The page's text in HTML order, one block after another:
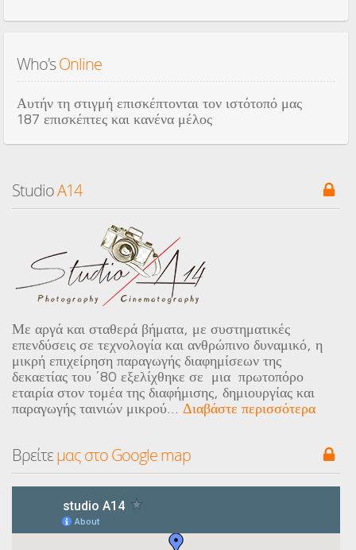
Who's Online
Αυτήν τη στιγμή επισκέπτονται τον ιστότοπό μας
187 επισκέπτες και κανένα μέλος
Studio A14
Με αργά και σταθερά βήματα, με συστηματικές
επενδύσεις σε τεχνολογία και ανθρώπινο δυναμικό, η
μικρή επιχείρηση παραγωγής διαφημίσεων της
δεκαετίας του ΄80 εξελίχθηκε σε μια πρωτοπόρο
εταιρία στον τομέα της διαφήμισης, δημιουργίας και
παραγωγής ταινιών μικρού... Διαβάστε περισσότερα
Βρείτε μας στo Google map